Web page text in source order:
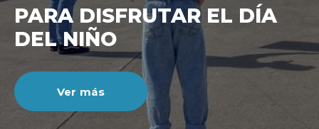
modo claro
CIENTO DURANTE EL MES
DE JULIO
Ver más